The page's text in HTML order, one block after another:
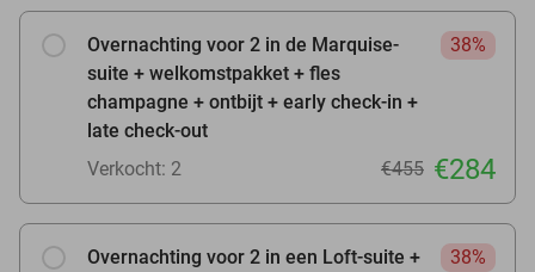
Overnachting voor 2 in de Marquise-
suite + welkomstpakket + fles
champagne + ontbijt + early check-in +
late check-out
38%
Verkocht: 2 €455 €284
Overnachting voor 2 in een Loft-suite +
38%